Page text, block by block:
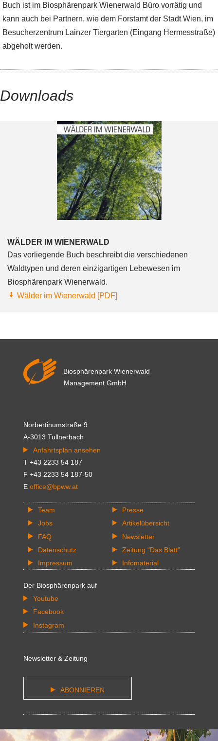
Buch ist im Biosphärenpark Wienerwald Büro vorrätig und
kann auch bei Partnern, wie dem Forstamt der Stadt Wien, im
Besucherzentrum Lainzer Tiergarten (Eingang Hermesstraße)
abgeholt werden.
Downloads
WÄLDER IM WIENERWALD
Das vorliegende Buch beschreibt die verschiedenen
Waldtypen und deren einzigartigen Lebewesen im
Biosphärenpark Wienerwald.
Wälder im Wienerwald [PDF]
Biosphärenpark Wienerwald
Management GmbH
Norbertinumstraße 9
A-3013 Tullnerbach
Anfahrtsplan ansehen
T +43 2233 54 187
F +43 2233 54 187-50
E office@bpww.at
Team
Jobs
FAQ
Datenschutz
Impressum
Presse
Artikelübersicht
Newsletter
Zeitung "Das Blatt"
Infomaterial
Der Biosphärenpark auf
Youtube
Facebook
Instagram
Newsletter & Zeitung
ABONNIEREN